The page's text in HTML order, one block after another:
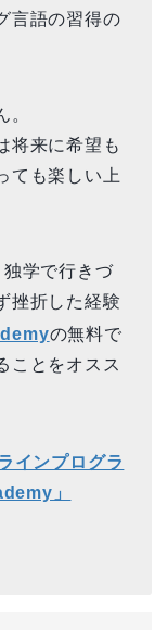
言語の習得の
。
将来に希望も
ても楽しい上
学で行きづ
挫折した経験
の無料で
ことをオスス
インプログラ
」